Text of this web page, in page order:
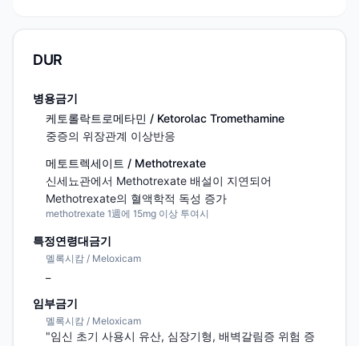
DUR
병용금기
케토롤락트로메타민 / Ketorolac Tromethamine
중증의 위장관계 이상반응
메토트렉세이트 / Methotrexate
신세뇨관에서 Methotrexate 배설이 지연되어
Methotrexate의 혈액학적 독성 증가
methotrexate 1週에 15mg 이상 투여시
특정연령대금기
멜록시캄 / Meloxicam
임부금기
멜록시캄 / Meloxicam
"임신 초기 사용시 유산, 심장기형, 배벽갈림증 위험 증